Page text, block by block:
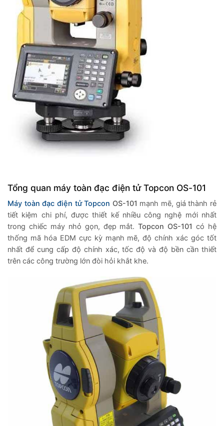
Tổng quan máy toàn đạc điện tử Topcon OS-101
Máy toàn đạc điện tử Topcon OS-101 mạnh mẽ, giá thành rẻ
tiết kiệm chi phí, được thiết kế nhiều công nghệ mới nhất
trong chiếc máy nhỏ gọn, đẹp mắt.Topcon OS-101 có hệ
thống mã hóa EDM cực kỳ mạnh mẽ, độ chính xác góc tốt
nhất để cung cấp độ chính xác, tốc độ và độ bền cần thiết
trên các công trường lớn đòi hỏi khắt khe.